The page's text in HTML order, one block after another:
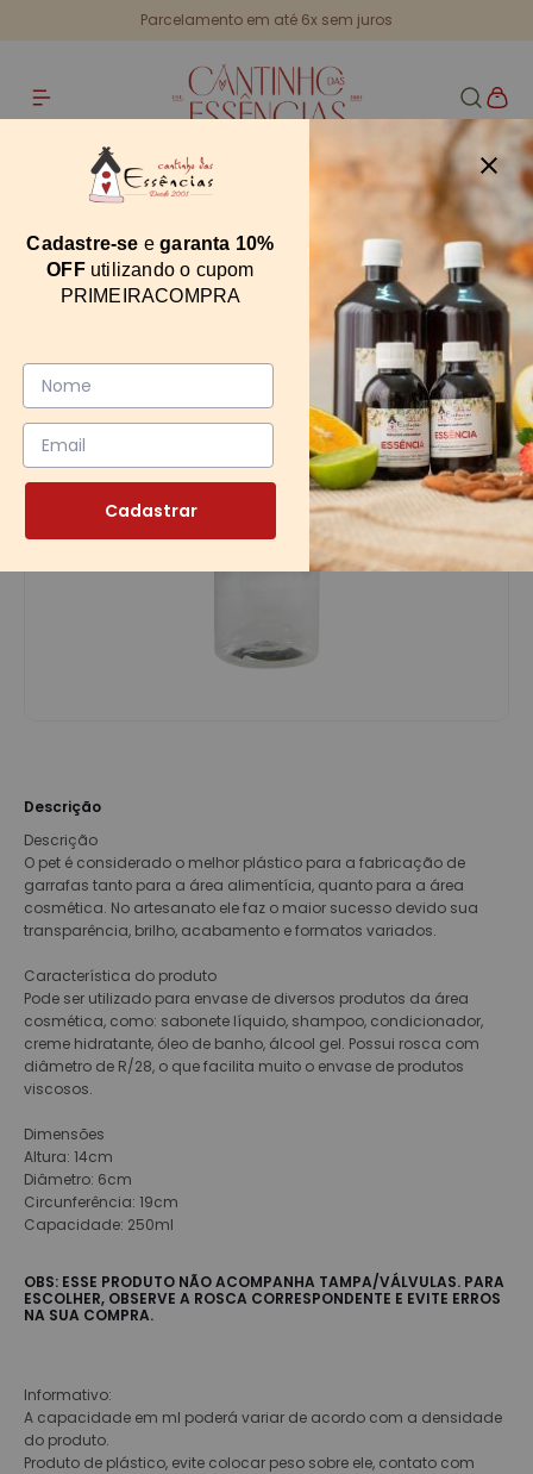
Parcelamento em até 6x sem juros
Saboneteira Cristal Alta 250ml Rosca 28mm
Saboneteira Cristal Alta 250ml Rosca
28mm
4337
0
Descrição
Descrição
O pet é considerado o melhor plástico para a fabricação de
garrafas tanto para a área alimentícia, quanto para a área
cosmética. No artesanato ele faz o maior sucesso devido sua
transparência, brilho, acabamento e formatos variados.
Característica do produto
Pode ser utilizado para envase de diversos produtos da área
cosmética, como: sabonete líquido, shampoo, condicionador,
creme hidratante, óleo de banho, álcool gel. Possui rosca com
diâmetro de R/28, o que facilita muito o envase de produtos
viscosos.
Dimensões
Altura: 14cm
Diâmetro: 6cm
Circunferência: 19cm
Capacidade: 250ml
OBS: ESSE PRODUTO NÃO ACOMPANHA TAMPA/VÁLVULAS. PARA
ESCOLHER, OBSERVE A ROSCA CORRESPONDENTE E EVITE ERROS
NA SUA COMPRA.
Informativo:
A capacidade em ml poderá variar de acordo com a densidade
do produto.
Produto de plástico, evite colocar peso sobre ele, contato com
Cadastre-se egaranta 10%
OFFutilizando o cupom
PRIMEIRACOMPRA
Cadastrar